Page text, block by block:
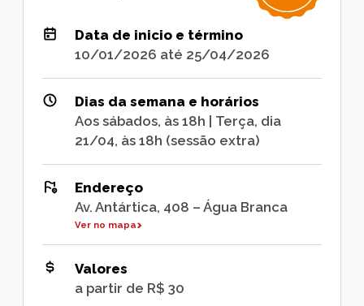
Data de inicio e término
10/01/2026 até 25/04/2026
Dias da semana e horários
Aos sábados, às 18h | Terça, dia
21/04, às 18h (sessão extra)
Endereço
Av. Antártica, 408 – Água Branca
Ver no mapa
Valores
a partir de R$ 30